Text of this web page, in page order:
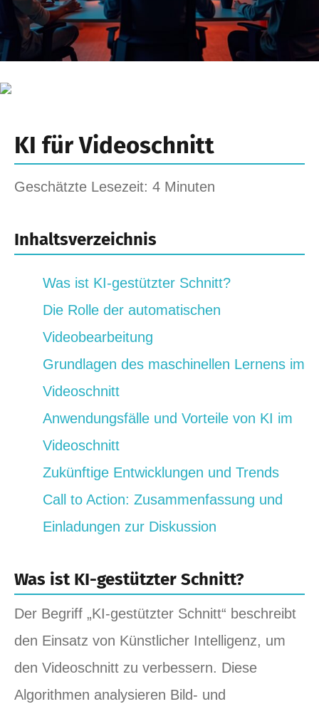
KI für Videoschnitt
Geschätzte Lesezeit: 4 Minuten
Inhaltsverzeichnis
Was ist KI-gestützter Schnitt?
Die Rolle der automatischen
Videobearbeitung
Grundlagen des maschinellen Lernens im
Videoschnitt
Anwendungsfälle und Vorteile von KI im
Videoschnitt
Zukünftige Entwicklungen und Trends
Call to Action: Zusammenfassung und
Einladungen zur Diskussion
Was ist KI-gestützter Schnitt?
Der Begriff „KI-gestützter Schnitt“ beschreibt
den Einsatz von Künstlicher Intelligenz, um
den Videoschnitt zu verbessern. Diese
Algorithmen analysieren Bild- und